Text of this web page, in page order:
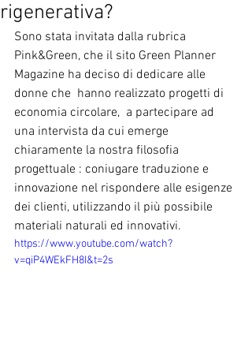
rigenerativa?
Sono stata invitata dalla rubrica
Pink&Green, che il sito Green Planner
Magazine ha deciso di dedicare alle
donne che  hanno realizzato progetti di
economia circolare,  a partecipare ad
una intervista da cui emerge
chiaramente la nostra filosofia
progettuale : coniugare traduzione e
innovazione nel rispondere alle esigenze
dei clienti, utilizzando il più possibile
materiali naturali ed innovativi.
https://www.youtube.com/watch?
v=qiP4WEkFH8I&t=2s